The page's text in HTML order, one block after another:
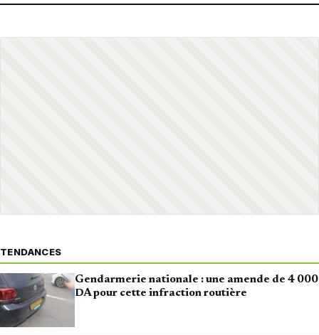
TENDANCES
Gendarmerie nationale : une amende de 4 000
DA pour cette infraction routière